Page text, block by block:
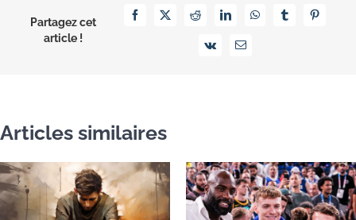
Partagez cet
article !
Facebook
X RedditLinkedInWhatsAppTumblrPinterest
Vk Email
Articles similaires